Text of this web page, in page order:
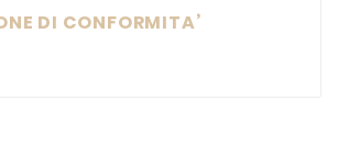
DI CONFORMITA’